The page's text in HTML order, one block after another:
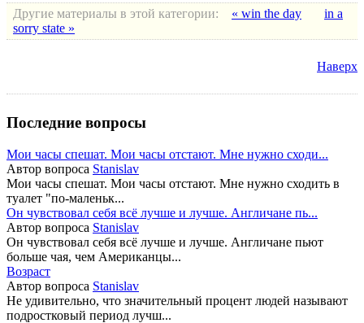
Другие материалы в этой категории: « win the day
in a
sorry state »
Наверх
Последние вопросы
Мои часы спешат. Мои часы отстают. Мне нужно сходи...
Автор вопроса Stanislav
Мои часы спешат. Мои часы отстают. Мне нужно сходить в
туалет "по-маленьк...
Он чувствовал себя всё лучше и лучше. Англичане пь...
Автор вопроса Stanislav
Он чувствовал себя всё лучше и лучше. Англичане пьют
больше чая, чем Американцы...
Возраст
Автор вопроса Stanislav
Не удивительно, что значительный процент людей называют
подростковый период лучш...